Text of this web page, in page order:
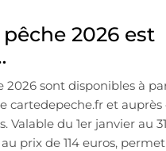
2026 est
2026 sont disponibles à
cartedepeche.fr et auprès
Valable du 1er janvier au
prix de 114 euros,